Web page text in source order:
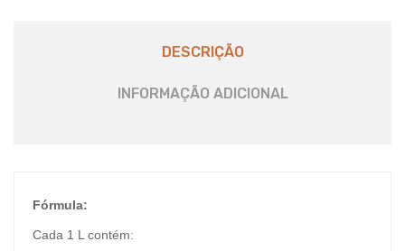
DESCRIÇÃO
INFORMAÇÃO ADICIONAL
Fórmula:
Cada 1 L contém: